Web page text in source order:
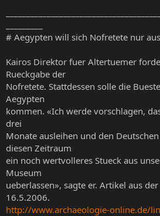
# Aegypten will sich Nofretete nur
Kairos Direktor fuer Altertuemer
Rueckgabe der
Nofretete. Stattdessen solle die
Aegypten
kommen. «Ich werde vorschlagen,
drei
Monate ausleihen und den
diesen Zeitraum
ein noch wertvolleres Stueck aus
Museum
ueberlassen», sagte er. Artikel aus der
16.5.2006.
http://www.archaeologie-online.de/